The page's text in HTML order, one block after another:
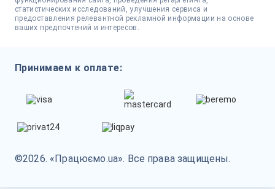
статистических исследований, улучшения сервиса и
предоставления релевантной рекламной информации на основе
ваших предпочтений и интересов.
Принимаем к оплате:
©2026. «Працюємо.ua». Все права защищены.